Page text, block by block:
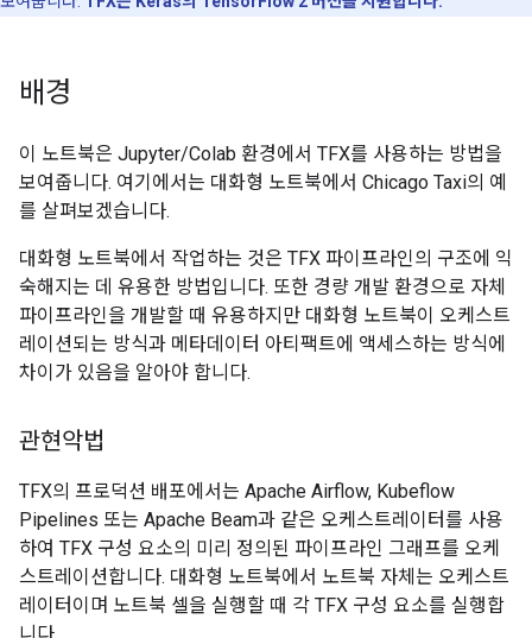
배경
이 노트북은 Jupyter/Colab 환경에서 TFX를 사용하는 방법을
보여줍니다. 여기에서는 대화형 노트북에서 Chicago Taxi의 예
를 살펴보겠습니다.
대화형 노트북에서 작업하는 것은 TFX 파이프라인의 구조에 익
숙해지는 데 유용한 방법입니다. 또한 경량 개발 환경으로 자체
파이프라인을 개발할 때 유용하지만 대화형 노트북이 오케스트
레이션되는 방식과 메타데이터 아티팩트에 액세스하는 방식에
차이가 있음을 알아야 합니다.
관현악법
TFX의 프로덕션 배포에서는 Apache Airflow, Kubeflow
Pipelines 또는 Apache Beam과 같은 오케스트레이터를 사용
하여 TFX 구성 요소의 미리 정의된 파이프라인 그래프를 오케
스트레이션합니다. 대화형 노트북에서 노트북 자체는 오케스트
레이터이며 노트북 셀을 실행할 때 각 TFX 구성 요소를 실행합